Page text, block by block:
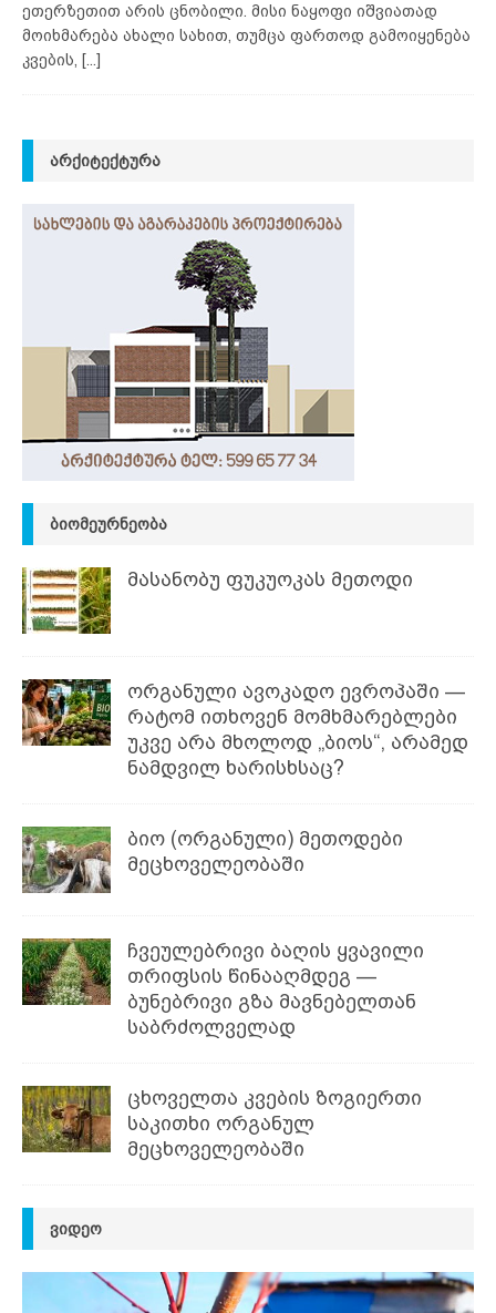
ეთერზეთით არის ცნობილი. მისი ნაყოფი იშვიათად
მოიხმარება ახალი სახით, თუმცა ფართოდ გამოიყენება
კვების,
[...]
ᲐᲠᲥᲘᲢᲔᲥᲢᲣᲠᲐ
ᲑᲘᲝᲛᲔᲣᲠᲜᲔᲝᲑᲐ
მასანობუ ფუკუოკას მეთოდი
ორგანული ავოკადო ევროპაში —
რატომ ითხოვენ მომხმარებლები
უკვე არა მხოლოდ „ბიოს“, არამედ
ნამდვილ ხარისხსაც?
ბიო (ორგანული) მეთოდები
მეცხოველეობაში
ჩვეულებრივი ბაღის ყვავილი
თრიფსის წინააღმდეგ —
ბუნებრივი გზა მავნებელთან
საბრძოლველად
ცხოველთა კვების ზოგიერთი
საკითხი ორგანულ
მეცხოველეობაში
ᲕᲘᲓᲔᲝ